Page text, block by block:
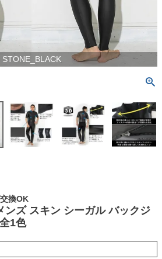
STONE_BLACK
換OK
ンズ スキン シーガル バックジ
1色